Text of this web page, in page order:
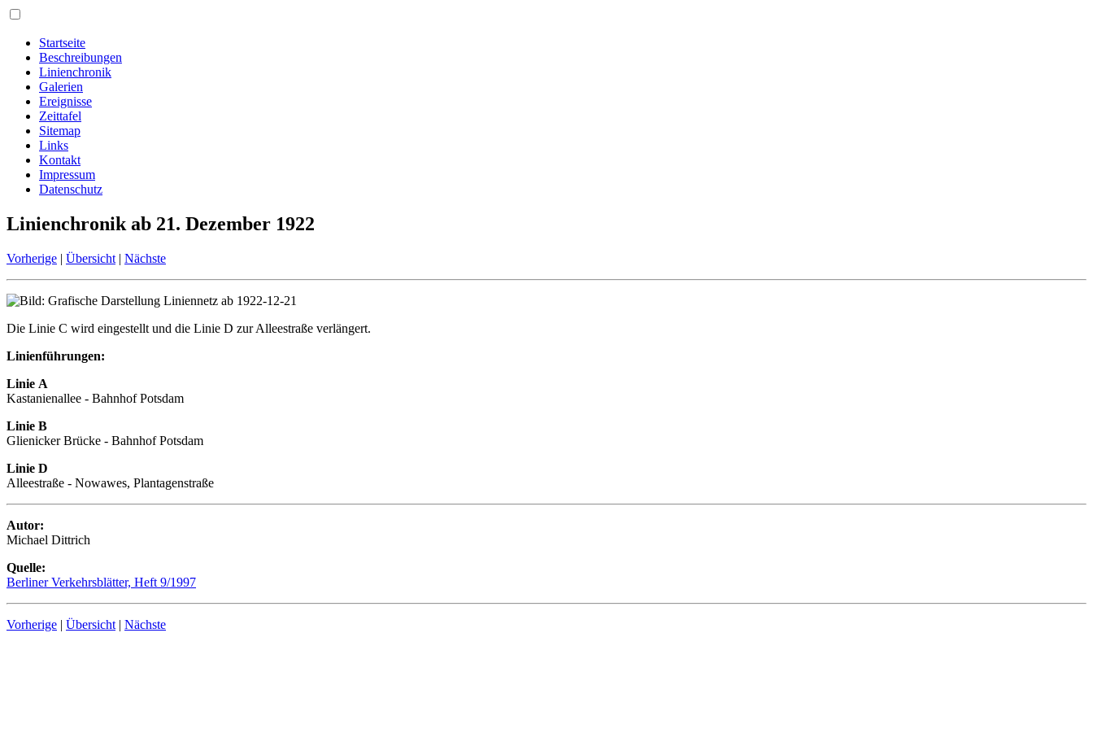
Startseite
Beschreibungen
Linienchronik
Galerien
Ereignisse
Zeittafel
Sitemap
Links
Kontakt
Impressum
Datenschutz
Linienchronik ab 21. Dezember 1922
Vorherige | Übersicht | Nächste
Die Linie C wird eingestellt und die Linie D zur Alleestraße verlängert.
Linienführungen:
Linie A
Kastanienallee - Bahnhof Potsdam
Linie B
Glienicker Brücke - Bahnhof Potsdam
Linie D
Alleestraße - Nowawes, Plantagenstraße
Autor:
Michael Dittrich
Quelle:
Berliner Verkehrsblätter, Heft 9/1997
Vorherige | Übersicht | Nächste